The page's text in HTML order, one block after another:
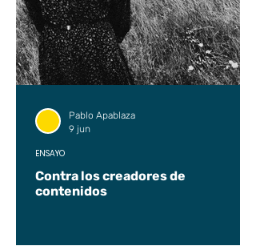
Contra los creadores de
contenidos
ENSAYO
Pablo Apablaza
9 jun